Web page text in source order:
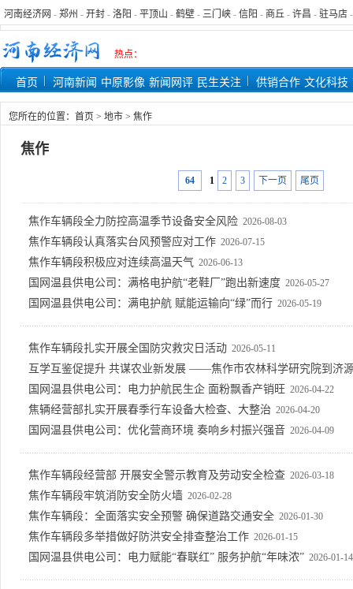
河南经济网 - 郑州 - 开封 - 洛阳 - 平顶山 - 鹤壁 - 三门峡 - 信阳 - 商丘 - 许昌 - 驻马店
热点：
首页 河南新闻 中原影像 新闻网评 民生关注 供销合作 文化科技
您所在的位置： 首页 > 地市 > 焦作
焦作
64 1 2 3 下一页 尾页
焦作车辆段全力防控高温季节设备安全风险 2026-08-03
焦作车辆段认真落实台风预警应对工作 2026-07-15
焦作车辆段积极应对连续高温天气 2026-06-13
国网温县供电公司：满格电护航“老鞋厂”跑出新速度 2026-05-27
国网温县供电公司：满电护航 赋能运输向“绿”而行 2026-05-19
焦作车辆段扎实开展全国防灾救灾日活动 2026-05-11
互学互鉴促提升 共谋农业新发展 ——焦作市农林科学研究院到济
国网温县供电公司：电力护航民生企 面粉飘香产销旺 2026-04-22
焦辆经营部扎实开展春季行车设备大检查、大整治 2026-04-20
国网温县供电公司：优化营商环境 奏响乡村振兴强音 2026-04-09
焦作车辆段经营部 开展安全警示教育及劳动安全检查 2026-03-18
焦作车辆段牢筑消防安全防火墙 2026-02-28
焦作车辆段：全面落实安全预警 确保道路交通安全 2026-01-30
焦作车辆段多举措做好防洪安全排查整治工作 2026-01-15
国网温县供电公司：电力赋能“春联红” 服务护航“年味浓” 2026-01-14